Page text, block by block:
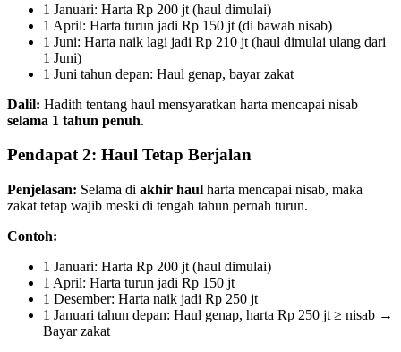
1 Januari: Harta Rp 200 jt (haul dimulai)
1 April: Harta turun jadi Rp 150 jt (di bawah nisab)
1 Juni: Harta naik lagi jadi Rp 210 jt (haul dimulai ulang dari
1 Juni)
1 Juni tahun depan: Haul genap, bayar zakat
Dalil: Hadith tentang haul mensyaratkan harta mencapai nisab
selama 1 tahun penuh.
Pendapat 2: Haul Tetap Berjalan
Penjelasan: Selama di akhir haul harta mencapai nisab, maka
zakat tetap wajib meski di tengah tahun pernah turun.
Contoh:
1 Januari: Harta Rp 200 jt (haul dimulai)
1 April: Harta turun jadi Rp 150 jt
1 Desember: Harta naik jadi Rp 250 jt
1 Januari tahun depan: Haul genap, harta Rp 250 jt ≥ nisab →
Bayar zakat